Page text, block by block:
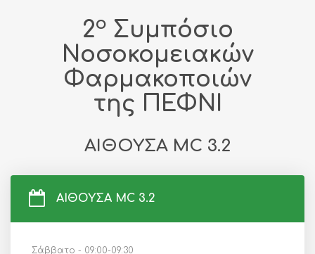
2o Συμπόσιο
Νοσοκομειακών
Φαρμακοποιών
της ΠΕΦΝΙ
ΑΙΘΟΥΣΑ MC 3.2
ΑΙΘΟΥΣΑ MC 3.2
Σάββατο - 09:00-09:30